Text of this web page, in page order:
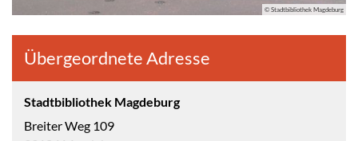
© Stadtbibliothek Magdeburg
Übergeordnete Adresse
Stadtbibliothek Magdeburg
Breiter Weg 109